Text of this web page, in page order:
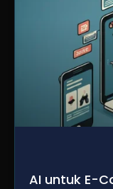
AI untuk E-